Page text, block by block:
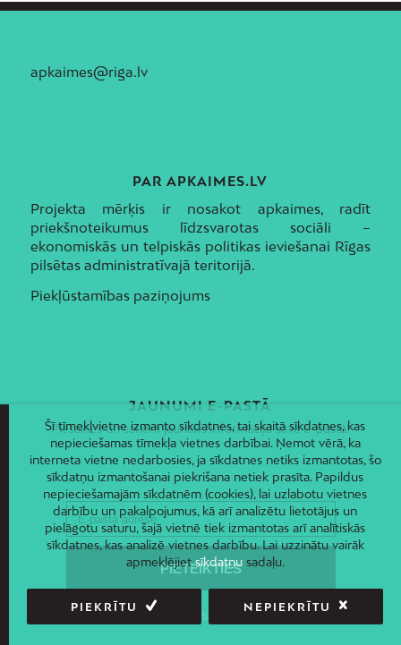
apkaimes@riga.lv
PAR APKAIMES.LV
Projekta mērķis ir nosakot apkaimes, radīt
priekšnoteikumus līdzsvarotas sociāli –
ekonomiskās un telpiskās politikas ieviešanai Rīgas
pilsētas administratīvajā teritorijā.
Piekļūstamības paziņojums
JAUNUMI E-PASTĀ
Piesakies un saņem jaunāko informāciju savā e-pastā!
Šī tīmekļvietne izmanto sīkdatnes, tai skaitā sīkdatnes, kas
nepieciešamas tīmekļa vietnes darbībai. Ņemot vērā, ka
interneta vietne nedarbosies, ja sīkdatnes netiks izmantotas, šo
sīkdatņu izmantošanai piekrišana netiek prasīta. Papildus
nepieciešamajām sīkdatnēm (cookies), lai uzlabotu vietnes
darbību un pakalpojumus, kā arī analizētu lietotājus un
pielāgotu saturu, šajā vietnē tiek izmantotas arī analītiskās
sīkdatnes, kas analizē vietnes darbību. Lai uzzinātu vairāk
apmeklējietsīkdatņusadaļu.
PIEKRĪTU NEPIEKRĪTU